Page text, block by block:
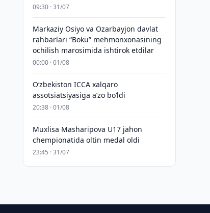
09:30 · 31/07
Markaziy Osiyo va Ozarbayjon davlat
rahbarlari “Boku” mehmonxonasining
ochilish marosimida ishtirok etdilar
00:00 · 01/08
O‘zbekiston ICCA xalqaro
assotsiatsiyasiga aʼzo bo‘ldi
20:38 · 01/08
Muxlisa Masharipova U17 jahon
chempionatida oltin medal oldi
23:45 · 31/07